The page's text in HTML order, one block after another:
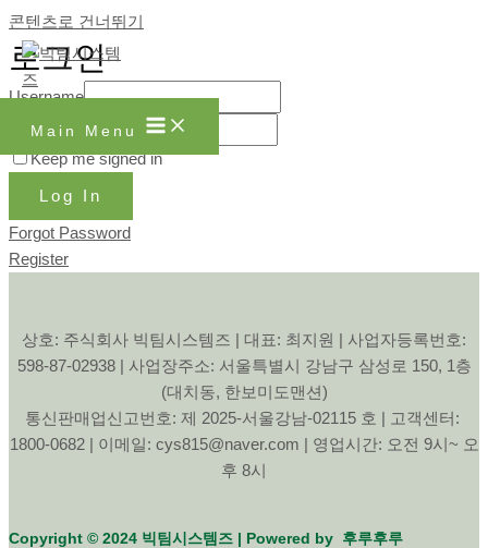
콘텐츠로 건너뛰기
Main Menu
로그인
Username
Password
Keep me signed in
Log In
Forgot Password
Register
상호: 주식회사 빅팀시스템즈 | 대표: 최지원 | 사업자등록번호:
598-87-02938 | 사업장주소: 서울특별시 강남구 삼성로 150, 1층
(대치동, 한보미도맨션)
통신판매업신고번호: 제 2025-서울강남-02115 호 | 고객센터:
1800-0682 | 이메일: cys815@naver.com | 영업시간: 오전 9시~ 오
후 8시
Copyright © 2024 빅팀시스템즈 | Powered by 후루후루